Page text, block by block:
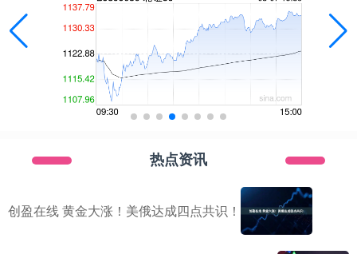
热点资讯
创盈在线 黄金大涨！美俄达成四点共识！